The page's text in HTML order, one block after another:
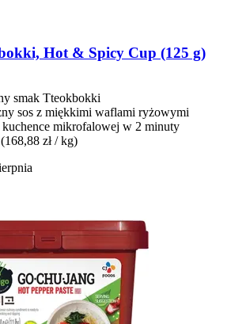
Hot & Spicy Cup (125 g)
smak Tteokbokki
sos z miękkimi waflami ryżowymi
mikrofalowej w 2 minuty
(168,88 zł / kg)